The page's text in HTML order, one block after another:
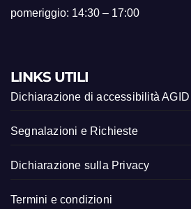
pomeriggio: 14:30 – 17:00
LINKS UTILI
Dichiarazione di accessibilità AGID
Segnalazioni e Richieste
Dichiarazione sulla Privacy
Termini e condizioni